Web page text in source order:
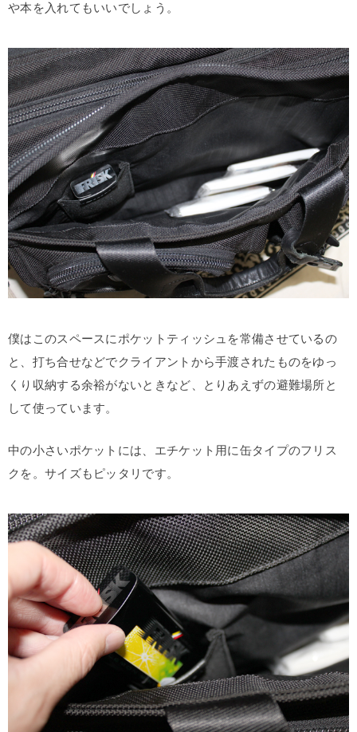
や本を入れてもいいでしょう。
僕はこのスペースにポケットティッシュを常備させているの
と、打ち合せなどでクライアントから手渡されたものをゆっ
くり収納する余裕がないときなど、とりあえずの避難場所と
して使っています。
中の小さいポケットには、エチケット用に缶タイプのフリス
クを。サイズもピッタリです。